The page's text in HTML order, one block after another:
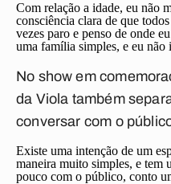
Com relação a idade, eu não
consciência clara de que
vezes paro e penso de onde
uma família simples, e eu não
No show em
da Viola também
conversar com o
Existe uma intenção de um
maneira muito simples, e tem
pouco com o público, conto